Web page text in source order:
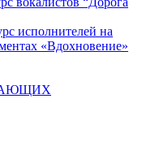
исполнителей на
«Вдохновение»